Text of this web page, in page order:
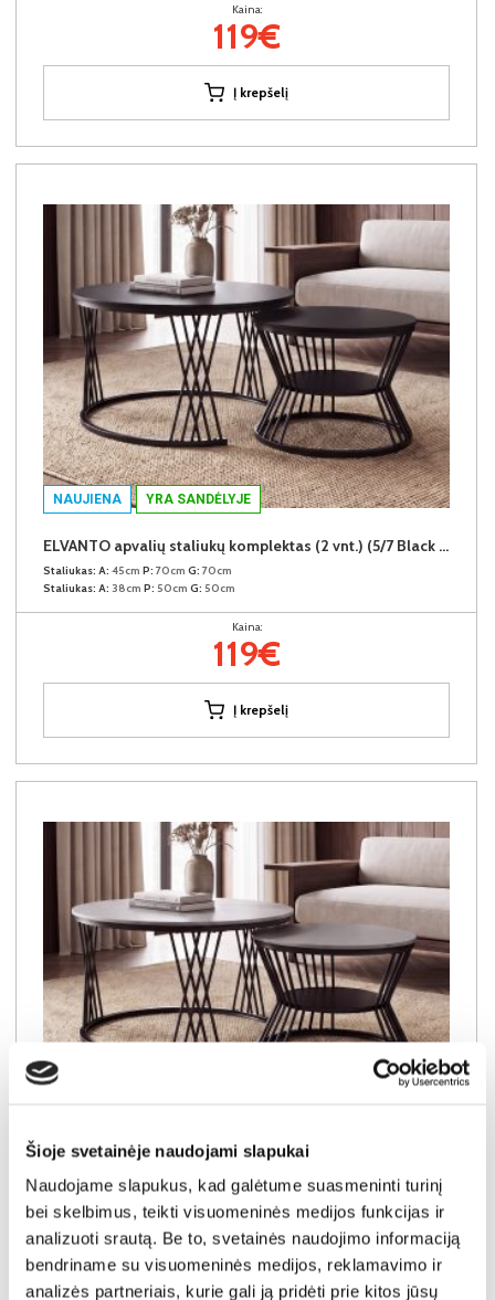
Šioje svetainėje naudojami slapukai
Naudojame slapukus, kad galėtume suasmeninti turinį
bei skelbimus, teikti visuomeninės medijos funkcijas ir
analizuoti srautą. Be to, svetainės naudojimo informaciją
bendriname su visuomeninės medijos, reklamavimo ir
analizės partneriais, kurie gali ją pridėti prie kitos jūsų
Kaina:
119€
Į krepšelį
NAUJIENA YRA SANDĖLYJE
ELVANTO apvalių staliukų komplektas (2 vnt.) (5/7 Black Matt)
Staliukas: A: 45cm P: 70cm G: 70cm
Staliukas: A: 38cm P: 50cm G: 50cm
Kaina:
119€
Į krepšelį
Staliukas:A:45cmP:70cmG: 70cm
Staliukas:
P: 50cm G:
Kaina:
119€